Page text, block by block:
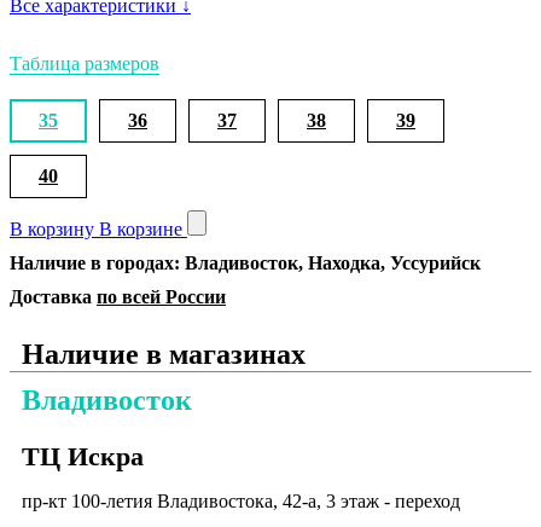
Все характеристики ↓
Таблица размеров
35 36 37 38 39
40
В корзину В корзине
Наличие в городах: Владивосток, Находка, Уссурийск
Доставка по всей России
Наличие в магазинах
Владивосток
ТЦ Искра
пр-кт 100-летия Владивостока, 42-а, 3 этаж - переход